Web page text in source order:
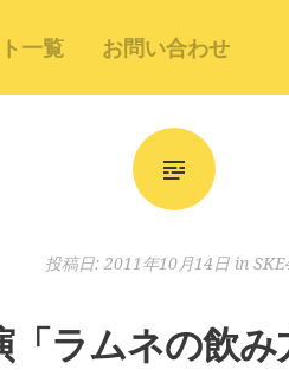
一覧 お問い合わせ
投稿日: 2011年10月14日in
ラムネの飲